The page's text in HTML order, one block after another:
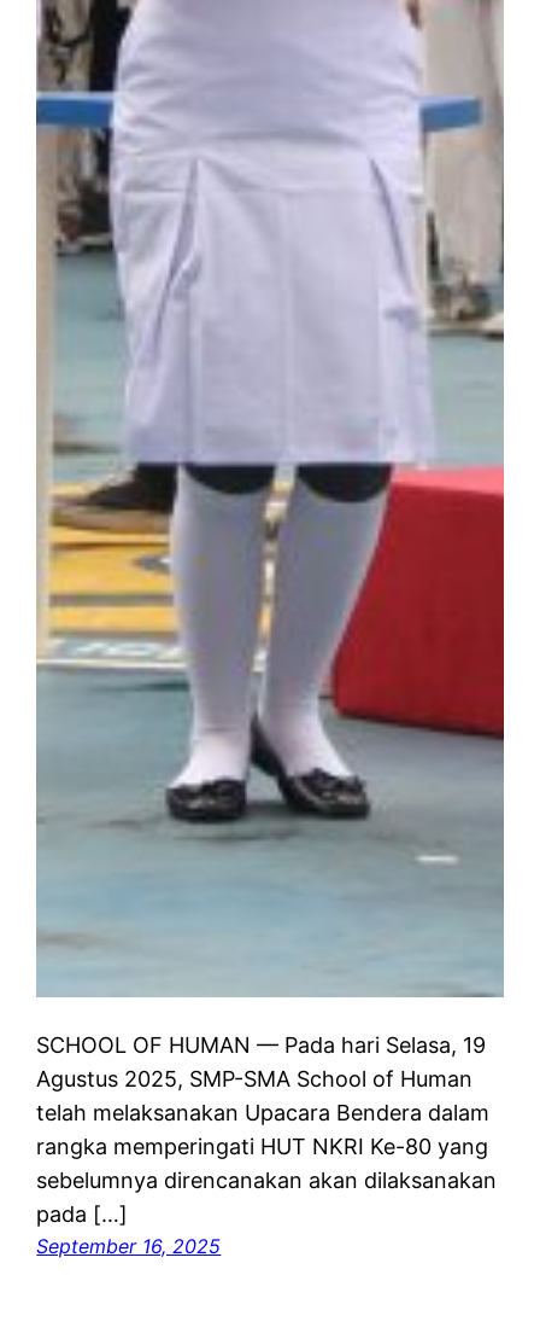
SCHOOL OF HUMAN — Pada hari Selasa, 19
Agustus 2025, SMP-SMA School of Human
telah melaksanakan Upacara Bendera dalam
rangka memperingati HUT NKRI Ke-80 yang
sebelumnya direncanakan akan dilaksanakan
pada […]
September 16, 2025